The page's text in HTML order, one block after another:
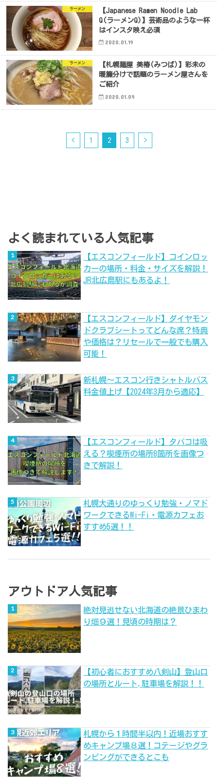
ラーメン
【Japanese Ramen Noodle Lab
Q(ラーメンQ)】芸術品のような一杯
はインスタ映え必須
2020.01.19
ラーメン
【札幌麺屋 美椿(みつば)】彩未の
暖簾分けで話題のラーメン屋さんを
ご紹介
2020.01.09
< 1 2 3 >
よく読まれている人気記事
【エスコンフィールド】コインロッ
カーの場所・料金・サイズを解説！
JR北広島駅にもあるよ！
【エスコンフィールド】ダイヤモン
ドクラブシートってどんな席？特典
や価格は？リセールで一般でも購入
可能！
新札幌～エスコン行きシャトルバス
料金値上げ【2024年3月から適応】
【エスコンフィールド】タバコは吸
える？喫煙所の場所8箇所を画像つ
きで解説！
札幌大通りのゆっくり勉強・ノマド
ワークできるWi-Fi・電源カフェお
すすめ5選！！
アウトドア人気記事
絶対見逃せない北海道の絶景ひまわ
り畑９選！見頃の時期は？
【初心者におすすめ八剣山】登山口
の場所とルート,駐車場を解説！！
札幌から１時間半以内！近場おすす
めキャンプ場８選！コテージやグラ
ンピングができるとこも